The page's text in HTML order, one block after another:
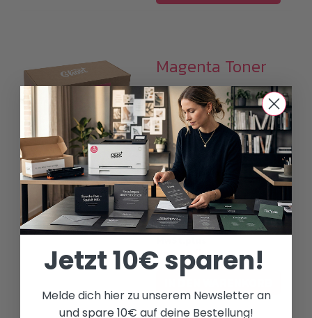
Magenta Toner
M255 /
(W2113/W2213)
89,00
(74,79 netto)
i
Alle Preise inkl.19%
Versandkosten
Jetzt 10€ sparen!
Melde dich hier zu unserem Newsletter an
und spare 10€ auf deine Bestellung!